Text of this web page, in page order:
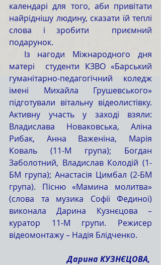
календарі для того, аби привітати
найріднішу людину, сказати їй теплі
слова і зробити  приємний
подарунок.
матері  студенти КЗВО «Барський
гуманітарно-педагогічний коледж
імені Михайла Грушевського»
підготували вітальну відеолистівку.
Активну участь у заході взяли:
Владислава Новаковська, Аліна
Рибак, Анна Важеніна, Марія
Коваль (11-М група); Богдан
Заболотний, Владислав Колодій (1-
БМ група); Анастасія Цимбал (2-БМ
група). Пісню «Мамина молитва»
(слова та музика Софії Фединої)
виконала Дарина Кузнєцова –
куратор 11-М групи. Режисер
відеомонтажу – Надія Блідченко.
Дарина КУЗНЄЦОВА,